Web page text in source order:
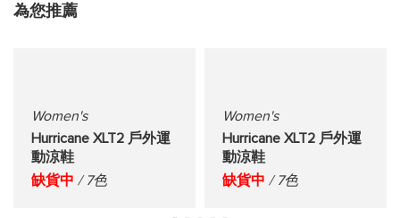
為您推薦
Women's
Hurricane XLT2 戶外運
動涼鞋
缺貨中 / 7色
Women's
Hurricane XLT2 戶外運
動涼鞋
缺貨中 / 7色